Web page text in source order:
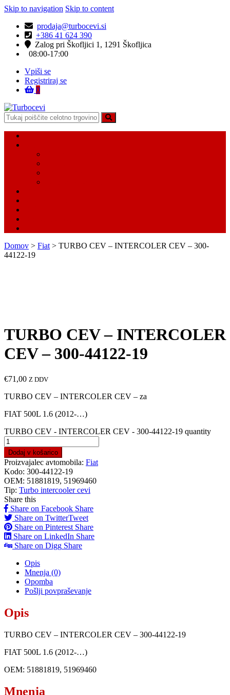
Skip to navigation Skip to content
prodaja@turbocevi.si
+386 41 624 390
Zalog pri Škofljici 1, 1291 Škofljica
08:00-17:00
Vpiši se
Registriraj se
0
Turbocevi
Turbo ideal – turbo cevi
Domov > Fiat > TURBO CEV – INTERCOLER CEV – 300-
44122-19
TURBO CEV – INTERCOLER
CEV – 300-44122-19
€71,00 Z DDV
TURBO CEV – INTERCOLER CEV – za
FIAT 500L 1.6 (2012-…)
TURBO CEV - INTERCOLER CEV - 300-44122-19 quantity
Dodaj v košarico
Proizvajalec avtomobila: Fiat
Kodo: 300-44122-19
OEM: 51881819, 51969460
Tip: Turbo intercooler cevi
Share this
Share on Facebook Share
Share on TwitterTweet
Share on Pinterest Share
Share on LinkedIn Share
Share on Digg Share
Opis
Mnenja (0)
Opomba
Pošlji povpraševanje
Opis
TURBO CEV – INTERCOLER CEV – 300-44122-19
FIAT 500L 1.6 (2012-…)
OEM: 51881819, 51969460
Mnenja